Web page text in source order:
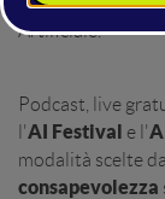
informazione e
Artificiale.
Podcast, live
l'AI Festival e l'
modalità scelte
consapevolezza